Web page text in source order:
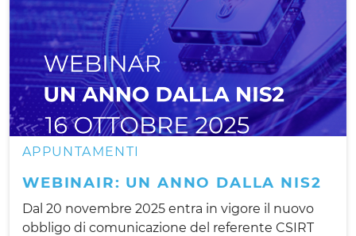
APPUNTAMENTI
WEBINAIR: UN ANNO DALLA NIS2
Dal 20 novembre 2025 entra in vigore il nuovo
obbligo di comunicazione del referente CSIRT